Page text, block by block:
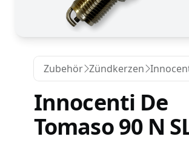
Zubehör Zündkerzen
Innocenti De
Tomaso 90 N